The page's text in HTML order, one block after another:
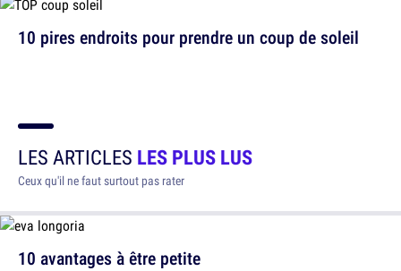
10 pires endroits pour prendre un coup de soleil
LES ARTICLES LES PLUS LUS
Ceux qu'il ne faut surtout pas rater
10 avantages à être petite